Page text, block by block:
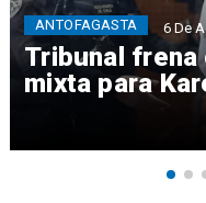
Tribunal frena
mixta para
ANTOFAGASTA 6 De